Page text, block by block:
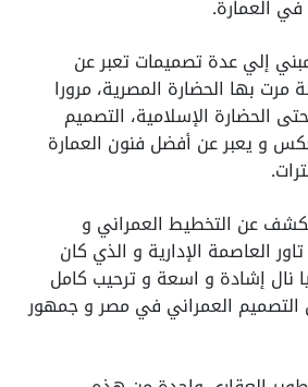
في العمارة.
إلي عدة تصميمات تعبر عن
مرت بها الحضارة المصرية، مرورا
الحضارة الإسلامية، التصميم
و يعبر عن أفضل فنون العمارة
عن التخطيط العمراني و
العاصمة الإدارية و الذي كان
نال إشادة و اسعة و ترحيب كامل
العمراني في مصر و جمهور